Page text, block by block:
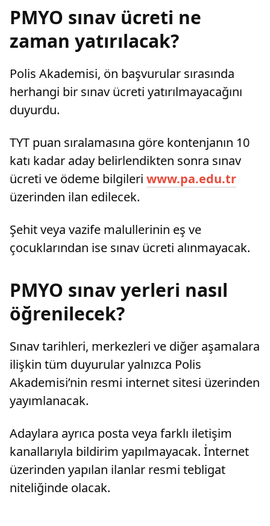
PMYO sınav ücreti ne
zaman yatırılacak?
Polis Akademisi, ön başvurular sırasında
herhangi bir sınav ücreti yatırılmayacağını
duyurdu.
TYT puan sıralamasına göre kontenjanın 10
katı kadar aday belirlendikten sonra sınav
ücreti ve ödeme bilgileri www.pa.edu.tr
üzerinden ilan edilecek.
Şehit veya vazife malullerinin eş ve
çocuklarından ise sınav ücreti alınmayacak.
PMYO sınav yerleri nasıl
öğrenilecek?
Sınav tarihleri, merkezleri ve diğer aşamalara
ilişkin tüm duyurular yalnızca Polis
Akademisi’nin resmi internet sitesi üzerinden
yayımlanacak.
Adaylara ayrıca posta veya farklı iletişim
kanallarıyla bildirim yapılmayacak. İnternet
üzerinden yapılan ilanlar resmi tebligat
niteliğinde olacak.